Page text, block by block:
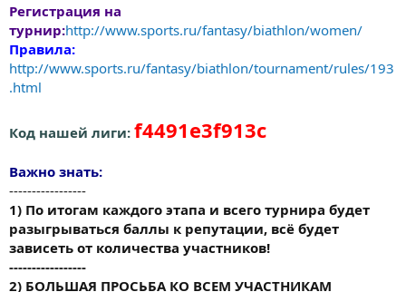
Регистрация на
турнир:http://www.sports.ru/fantasy/biathlon/women/
Правила:
http://www.sports.ru/fantasy/biathlon/tournament/rules/193
.html
Код нашей лиги: f4491e3f913c
Важно знать:
-----------------
1) По итогам каждого этапа и всего турнира будет
разыгрываться баллы к репутации, всё будет
зависеть от количества участников!
-----------------
2) БОЛЬШАЯ ПРОСЬБА КО ВСЕМ УЧАСТНИКАМ